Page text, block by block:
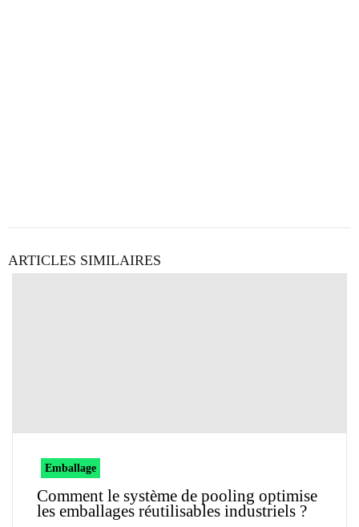
ARTICLES SIMILAIRES
Emballage
Comment le système de pooling optimise
les emballages réutilisables industriels ?